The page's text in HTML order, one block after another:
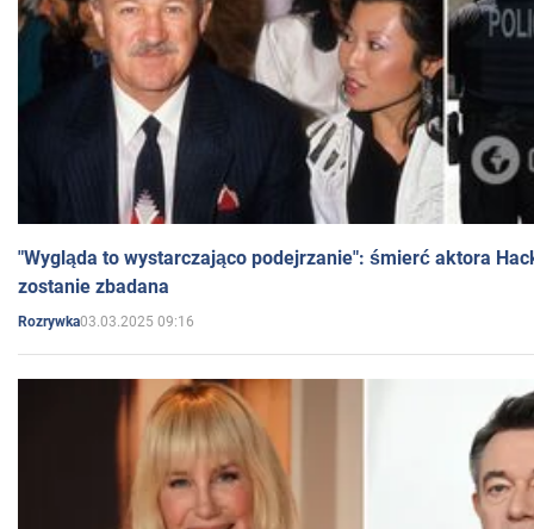
"Wygląda to wystarczająco podejrzanie": śmierć aktora
zostanie zbadana
Rozrywka03.03.2025 09:16